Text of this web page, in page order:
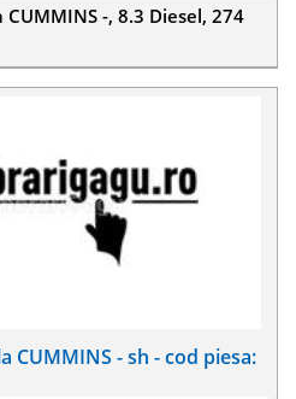
-, 8.3 Diesel, 274
CUMMINS - sh - cod piesa: